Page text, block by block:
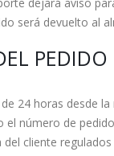
será devuelto al
PEDIDO
24 horas desde
número de
cliente